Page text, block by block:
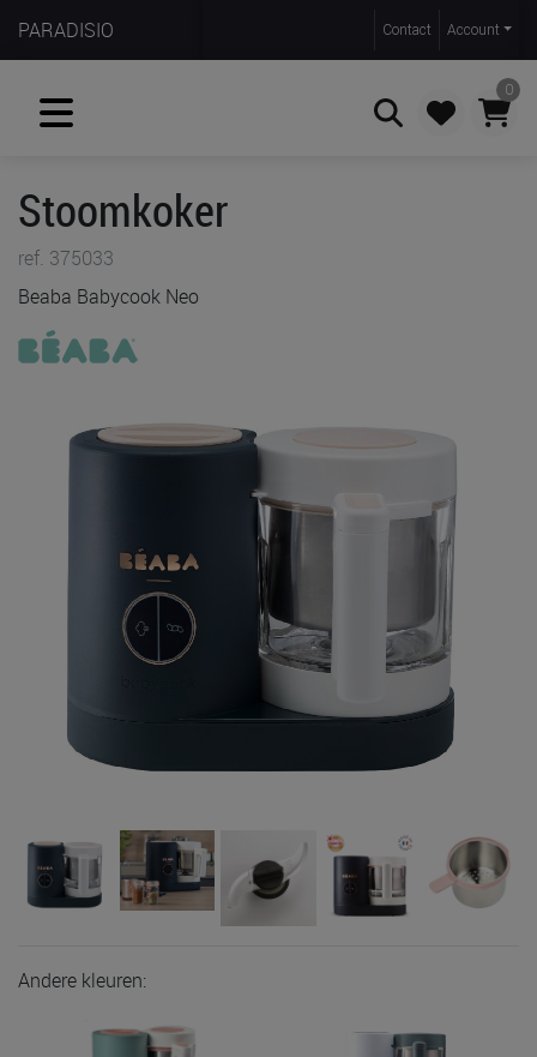
PARADISIO Contact Account
0
Stoomkoker
ref. 375033
Beaba Babycook Neo
Andere kleuren: